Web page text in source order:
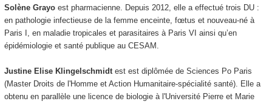
Solène Grayoest pharmacienne. Depuis 2012, elle a effectué trois DU :
en pathologie infectieuse de la femme enceinte, fœtus et nouveau-né à
Paris I, en maladie tropicales et parasitaires à Paris VI ainsi qu’en
épidémiologie et santé publique au CESAM.
Justine Elise Klingelschmidt est est diplômée de Sciences Po Paris
(Master Droits de l'Homme et Action Humanitaire-spécialité santé). Elle a
obtenu en parallèle une licence de biologie à l'Université Pierre et Marie